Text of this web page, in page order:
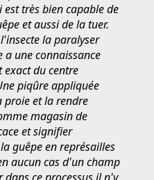
très bien capable de
et aussi de la tuer.
la paralyser
a une connaissance
du centre
piqûre appliquée
proie et la rendre
magasin de
et signifier
guêpe en représailles
aucun cas d'un champ